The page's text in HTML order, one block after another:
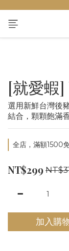
[就愛蝦
選用新鮮台灣後
結合，顆顆飽滿
全店，滿額1500
NT$299
加入購